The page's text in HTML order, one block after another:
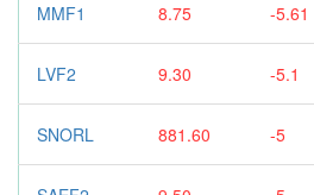
MMF1 8.75 -5.61
LVF2 9.30 -5.1
SNORL 881.60 -5